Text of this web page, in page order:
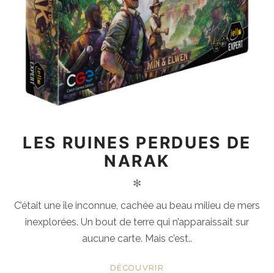
LES RUINES PERDUES DE
NARAK
✻
C’était une île inconnue, cachée au beau milieu de mers
inexplorées. Un bout de terre qui n’apparaissait sur
aucune carte. Mais c’est..
DÉCOUVRIR